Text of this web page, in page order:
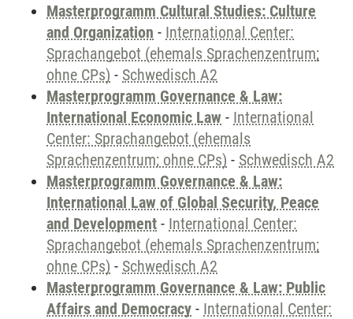
Masterprogramm Cultural Studies: Culture
and Organization - International Center:
Sprachangebot (ehemals Sprachenzentrum;
ohne CPs) - Schwedisch A2
Masterprogramm Governance & Law:
International Economic Law - International
Center: Sprachangebot (ehemals
Sprachenzentrum; ohne CPs) - Schwedisch A2
Masterprogramm Governance & Law:
International Law of Global Security, Peace
and Development - International Center:
Sprachangebot (ehemals Sprachenzentrum;
ohne CPs) - Schwedisch A2
Masterprogramm Governance & Law: Public
Affairs and Democracy - International Center: